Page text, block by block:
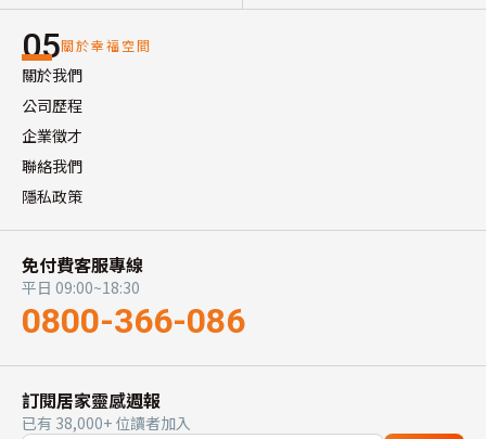
05關於幸福空間
關於我們
公司歷程
企業徵才
聯絡我們
隱私政策
免付費客服專線
平日 09:00~18:30
0800-366-086
訂閱居家靈感週報
已有 38,000+ 位讀者加入